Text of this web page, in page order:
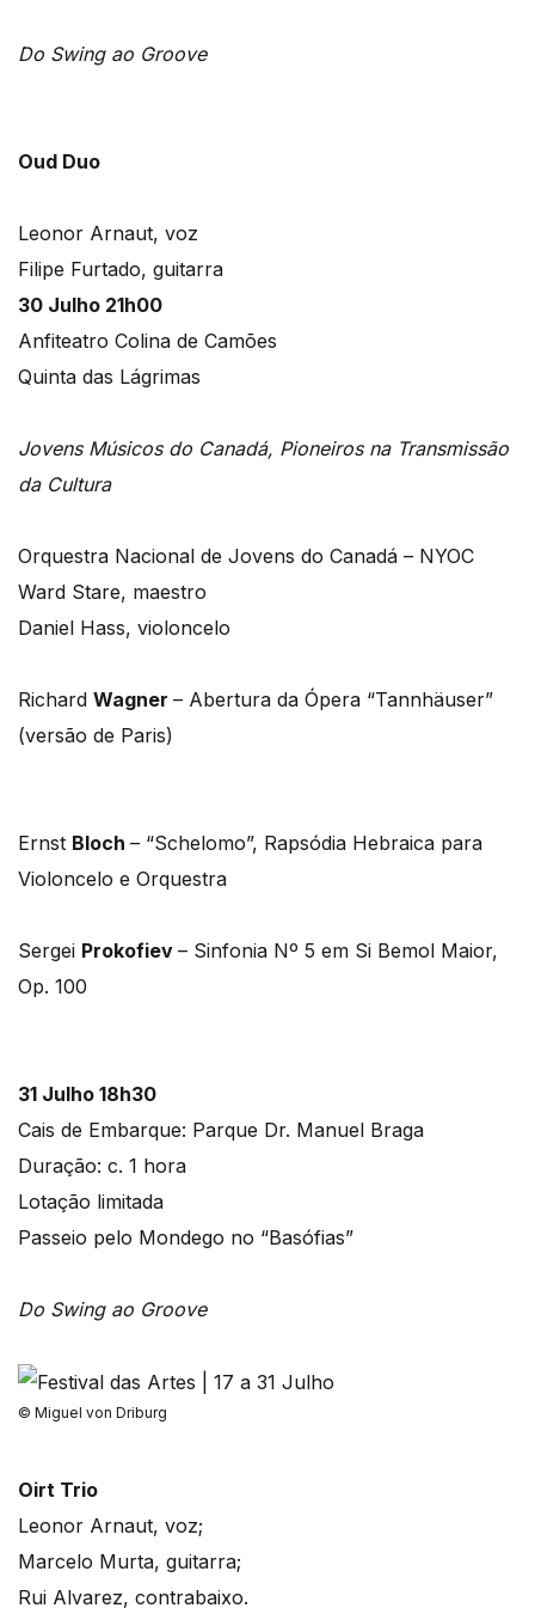
Do Swing ao Groove
Oud Duo
Leonor Arnaut, voz
Filipe Furtado, guitarra
30 Julho 21h00
Anfiteatro Colina de Camões
Quinta das Lágrimas
Jovens Músicos do Canadá, Pioneiros na Transmissão
da Cultura
Orquestra Nacional de Jovens do Canadá – NYOC
Ward Stare, maestro
Daniel Hass, violoncelo
Richard Wagner – Abertura da Ópera “Tannhäuser”
(versão de Paris)
Ernst Bloch – “Schelomo”, Rapsódia Hebraica para
Violoncelo e Orquestra
Sergei Prokofiev – Sinfonia Nº 5 em Si Bemol Maior,
Op. 100
31 Julho 18h30
Cais de Embarque: Parque Dr. Manuel Braga
Duração: c. 1 hora
Lotação limitada
Passeio pelo Mondego no “Basófias”
Do Swing ao Groove
© Miguel von Driburg
Oirt Trio
Leonor Arnaut, voz;
Marcelo Murta, guitarra;
Rui Alvarez, contrabaixo.